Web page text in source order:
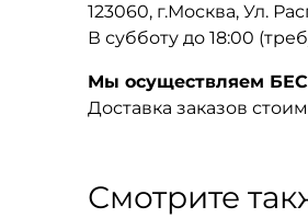
123060, г.Москва, Ул.
В субботу до 18:00
Мы осуществляем
Доставка заказов
Смотрите